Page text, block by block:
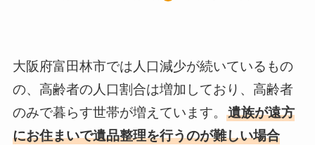
大阪府富田林市では人口減少が続いているもの
の、高齢者の人口割合は増加しており、高齢者
のみで暮らす世帯が増えています。 遺族が遠方
にお住まいで遺品整理を行うのが難しい場合